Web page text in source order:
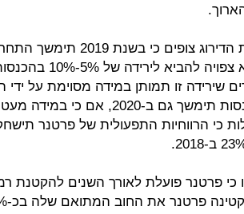
כלכלני חברת הדירוג
הסלולר, והיא
שירידה זו תמותן במידה מסוימת על ידי
הירידה בהכנסות תימשך גם ב-
כי פרטנר פועלת לאורך השנים להקטנת